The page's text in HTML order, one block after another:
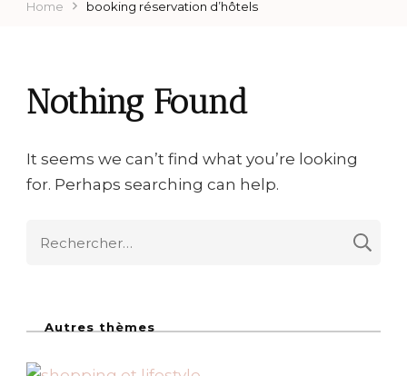
Home booking réservation d’hôtels
Nothing Found
It seems we can’t find what you’re looking
for. Perhaps searching can help.
e
r
Autres thèmes